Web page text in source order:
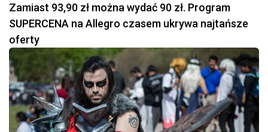
Zamiast 93,90 zł można wydać 90 zł. Program
SUPERCENA na Allegro czasem ukrywa najtańsze
oferty